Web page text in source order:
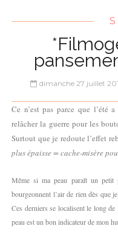
dimanche 27 juillet
Ce n’est pas parce que
relâcher la guerre pour les
Surtout que je redoute l’effet
plus épaisse = cache-misère
Même si ma peau paraît un petit
bourgeonnent l’air de rien dès que
Ces derniers se localisent le long
peau est un bon indicateur de mon